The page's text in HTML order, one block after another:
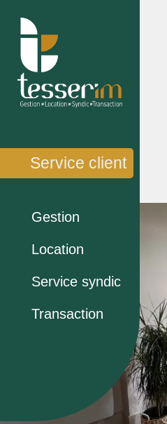
Service client
Gestion
Location
Service syndic
Transaction